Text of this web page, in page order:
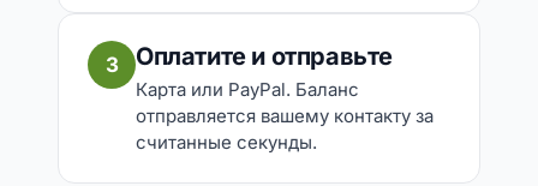
3 Оплатите и отправьте
Карта или PayPal. Баланс
отправляется вашему контакту за
считанные секунды.